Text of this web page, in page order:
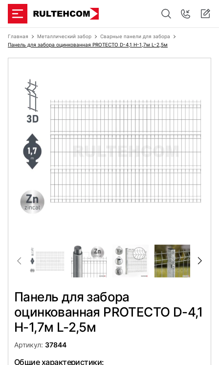
Главная Металлический забор
Сварные панели для забора
Панель для забора оцинкованная PROTECTO D-4,1 H-1,7м L-2,5м
Панель для забора
оцинкованная PROTECTO D-4,1
H-1,7м L-2,5м
Артикул: 37844
Общие характеристики: